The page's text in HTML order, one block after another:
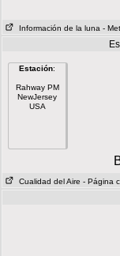
Información de la luna -
Estación:
Rahway PM
NewJersey
USA
Cualidad del Aire - Página